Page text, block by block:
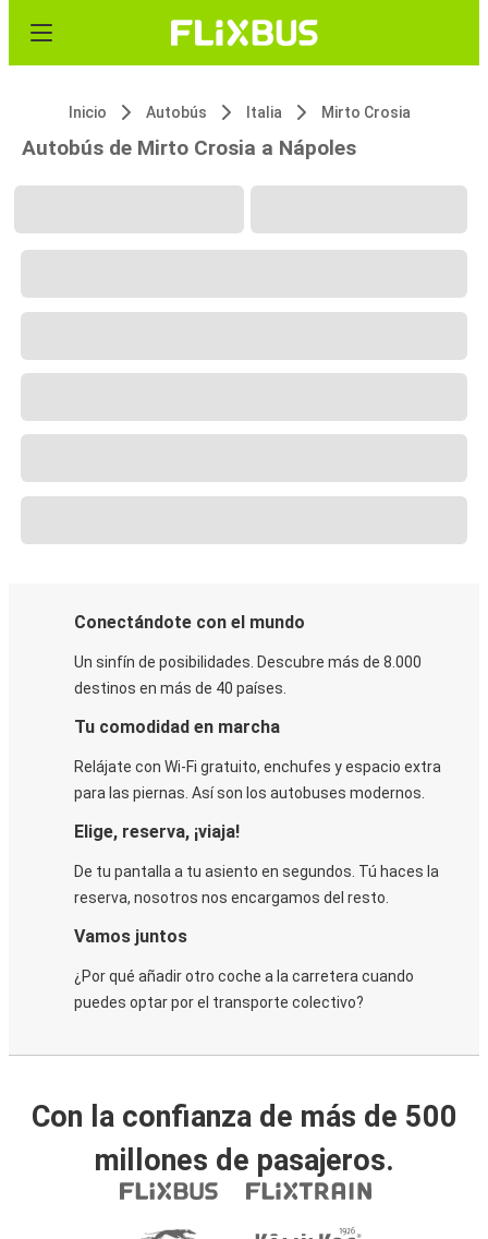
Inicio Autobús Italia Mirto Crosia
Autobús de Mirto Crosia a Nápoles
Conectándote con el mundo
Un sinfín de posibilidades. Descubre más de 8.000
destinos en más de 40 países.
Tu comodidad en marcha
Relájate con Wi-Fi gratuito, enchufes y espacio extra
para las piernas. Así son los autobuses modernos.
Elige, reserva, ¡viaja!
De tu pantalla a tu asiento en segundos. Tú haces la
reserva, nosotros nos encargamos del resto.
Vamos juntos
¿Por qué añadir otro coche a la carretera cuando
puedes optar por el transporte colectivo?
Con la confianza de más de 500
millones de pasajeros.